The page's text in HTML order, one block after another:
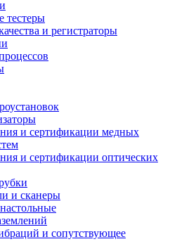
тестеры
и регистраторы
и сертификации медных
и сертификации оптических
и сканеры
и сопутствующее